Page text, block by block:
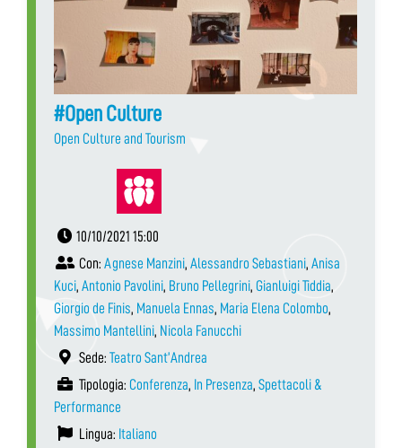
#Open Culture
Open Culture and Tourism
10/10/2021 15:00
Con: Agnese Manzini, Alessandro Sebastiani, Anisa
Kuci, Antonio Pavolini, Bruno Pellegrini, Gianluigi Tiddia,
Giorgio de Finis, Manuela Ennas, Maria Elena Colombo,
Massimo Mantellini, Nicola Fanucchi
Sede: Teatro Sant’Andrea
Tipologia: Conferenza, In Presenza, Spettacoli &
Performance
Lingua: Italiano